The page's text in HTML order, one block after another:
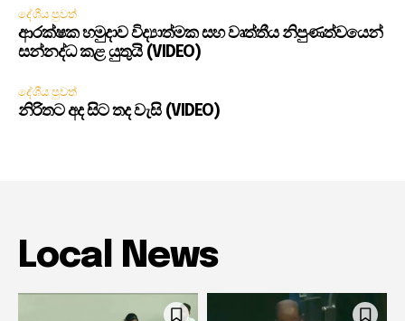
දේශීය පුවත්
ආරක්ෂක හමුදාව විද්‍යාත්මක සහ වෘත්තීය නිපුණත්වයෙන්
සන්නද්ධ කළ යුතුයි (VIDEO)
දේශීය පුවත්
නිරිතට අද සිට තද වැසි (VIDEO)
Local News